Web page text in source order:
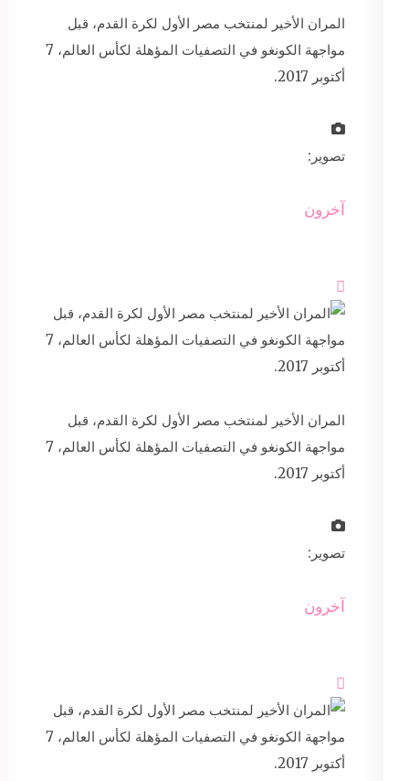
المران الأخير لمنتخب مصر الأول لكرة القدم، قبل
مواجهة الكونغو في التصفيات المؤهلة لكأس العالم، 7
أكتوبر 2017.
تصوير:
آخرون

المران الأخير لمنتخب مصر الأول لكرة القدم، قبل
مواجهة الكونغو في التصفيات المؤهلة لكأس العالم، 7
أكتوبر 2017.
تصوير:
آخرون
